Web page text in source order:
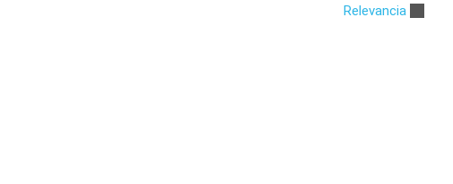
Relevancia